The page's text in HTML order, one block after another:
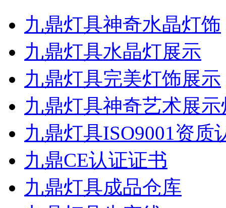
九鼎灯具神奇水晶灯饰
九鼎灯具水晶灯展示
九鼎灯具完美灯饰展示
九鼎灯具神奇艺术展示
九鼎灯具ISO9001资质
九鼎CE认证证书
九鼎灯具成品仓库